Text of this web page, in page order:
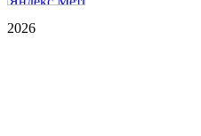
2026